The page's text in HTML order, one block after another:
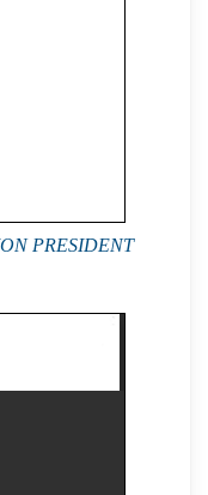
PRESIDENT